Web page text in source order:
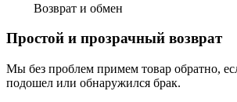
Возврат и обмен
Простой и прозрачный возврат
Мы без проблем примем товар обратно,
подошел или обнаружился брак.